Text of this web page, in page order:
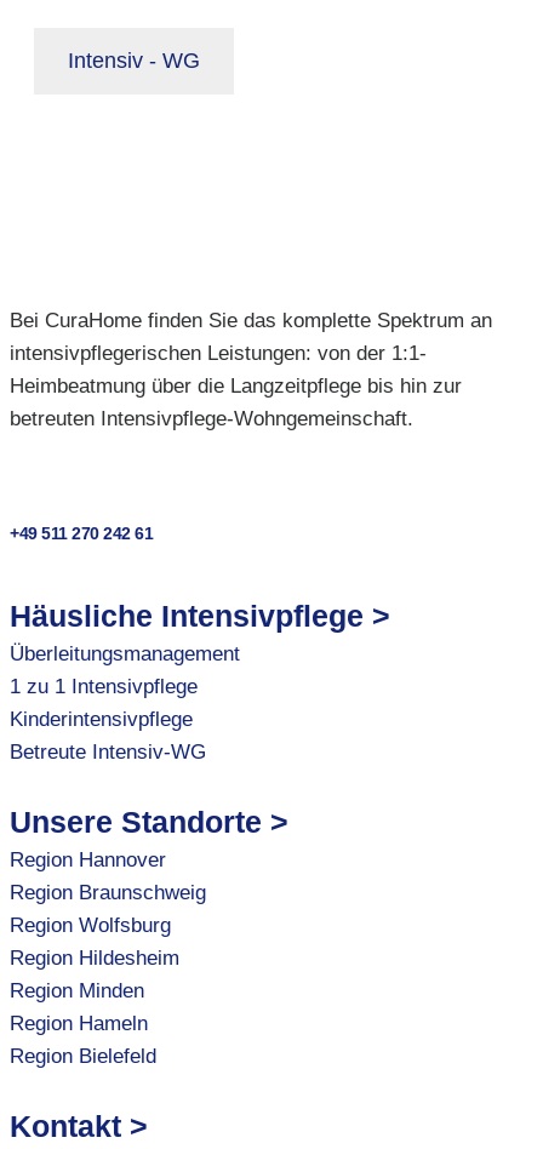
Intensiv - WG
Bei CuraHome finden Sie das komplette Spektrum an
intensivpflegerischen Leistungen: von der 1:1-
Heimbeatmung über die Langzeitpflege bis hin zur
betreuten Intensivpflege-Wohngemeinschaft.
+49 511 270 242 61
Häusliche Intensivpflege >
Überleitungsmanagement
1 zu 1 Intensivpflege
Kinderintensivpflege
Betreute Intensiv-WG
Unsere Standorte >
Region Hannover
Region Braunschweig
Region Wolfsburg
Region Hildesheim
Region Minden
Region Hameln
Region Bielefeld
Kontakt >